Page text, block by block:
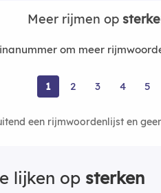
Meer rijmen op
om meer
1 2 3 4 5
een rijmwoordenlijst en
lijken op sterken